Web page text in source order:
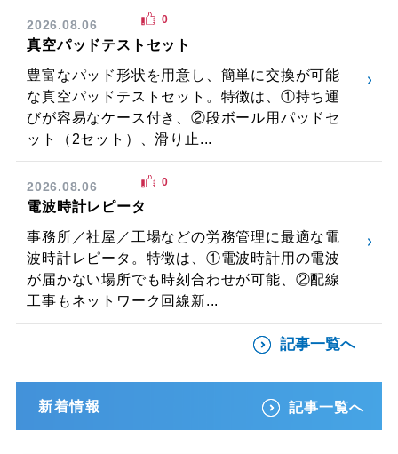
2026.08.06
真空パッドテストセット
豊富なパッド形状を用意し、簡単に交換が可能
な真空パッドテストセット。特徴は、①持ち運
びが容易なケース付き、②段ボール用パッドセ
ット（2セット）、滑り止...
0
2026.08.06
電波時計レピータ
事務所／社屋／工場などの労務管理に最適な電
波時計レピータ。特徴は、①電波時計用の電波
が届かない場所でも時刻合わせが可能、②配線
工事もネットワーク回線新...
0
記事一覧へ
新着情報 記事一覧へ